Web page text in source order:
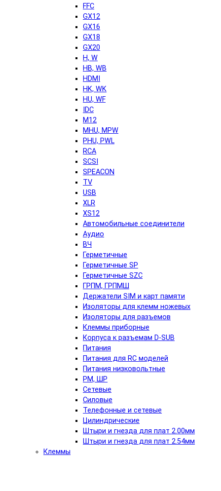
FFC
GX12
GX16
GX18
GX20
H, W
HB, WB
HDMI
HK, WK
HU, WF
IDC
M12
MHU, MPW
PHU, PWL
RCA
SCSI
SPEACON
TV
USB
XLR
XS12
Автомобильные соединители
Аудио
ВЧ
Герметичные
Герметичные SP
Герметичные SZC
ГРПМ, ГРПМШ
Держатели SIM и карт памяти
Изоляторы для клемм ножевых
Изоляторы для разъемов
Клеммы приборные
Корпуса к разъемам D-SUB
Питания
Питания для RC моделей
Питания низковольтные
РМ, ШР
Сетевые
Силовые
Телефонные и сетевые
Цилиндрические
Штыри и гнезда для плат 2.00мм
Штыри и гнезда для плат 2.54мм
Клеммы